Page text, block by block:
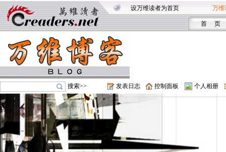
设万维读者为首页 万维
首 页
搜索>> 发表日志 控制面板 个人相册